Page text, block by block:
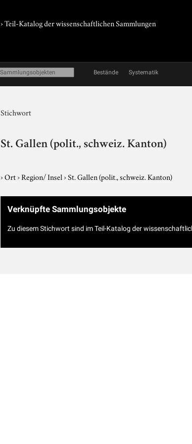
› Teil-Katalog der wissenschaftlichen Sammlungen
Bestände Systematik
Stichwort
St. Gallen (polit., schweiz. Kanton)
›Ort›Region/ Insel›St. Gallen (polit., schweiz. Kanton)
Verknüpfte Sammlungsobjekte
Zu diesem Stichwort sind im Teil-Katalog der